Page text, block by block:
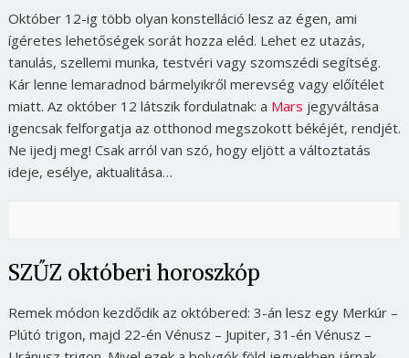
Október 12-ig több olyan konstelláció lesz az égen, ami
ígéretes lehetőségek sorát hozza eléd. Lehet ez utazás,
tanulás, szellemi munka, testvéri vagy szomszédi segítség.
Kár lenne lemaradnod bármelyikről merevség vagy előítélet
miatt. Az október 12 látszik fordulatnak: a Mars jegyváltása
igencsak felforgatja az otthonod megszokott békéjét, rendjét.
Ne ijedj meg! Csak arról van szó, hogy eljött a változtatás
ideje, esélye, aktualitása…
SZŰZ októberi horoszkóp
Remek módon kezdődik az októbered: 3-án lesz egy Merkúr –
Plútó trigon, majd 22-én Vénusz – Jupiter, 31-én Vénusz –